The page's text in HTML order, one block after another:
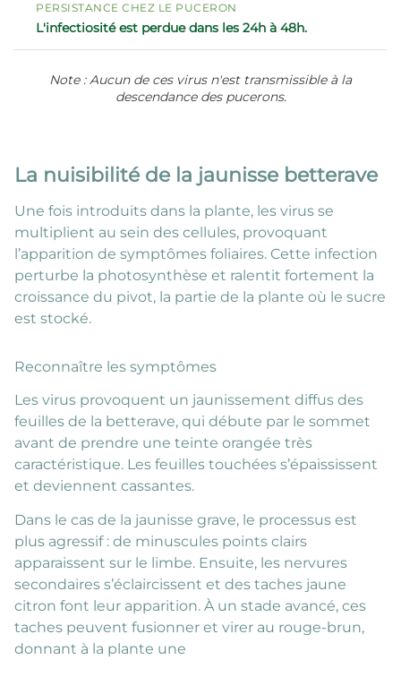
L'infectiosité est perdue dans les 24h à 48h.
Note : Aucun de ces virus n'est transmissible à la
descendance des pucerons.
La nuisibilité de la jaunisse betterave
Une fois introduits dans la plante, les virus se
multiplient au sein des cellules, provoquant
l’apparition de symptômes foliaires. Cette infection
perturbe la photosynthèse et ralentit fortement la
croissance du pivot, la partie de la plante où le sucre
est stocké.
Reconnaître les symptômes
Les virus provoquent un jaunissement diffus des
feuilles de la betterave, qui débute par le sommet
avant de prendre une teinte orangée très
caractéristique. Les feuilles touchées s’épaississent
et deviennent cassantes.
Dans le cas de la jaunisse grave, le processus est
plus agressif : de minuscules points clairs
apparaissent sur le limbe. Ensuite, les nervures
secondaires s’éclaircissent et des taches jaune
citron font leur apparition. À un stade avancé, ces
taches peuvent fusionner et virer au rouge-brun,
donnant à la plante une